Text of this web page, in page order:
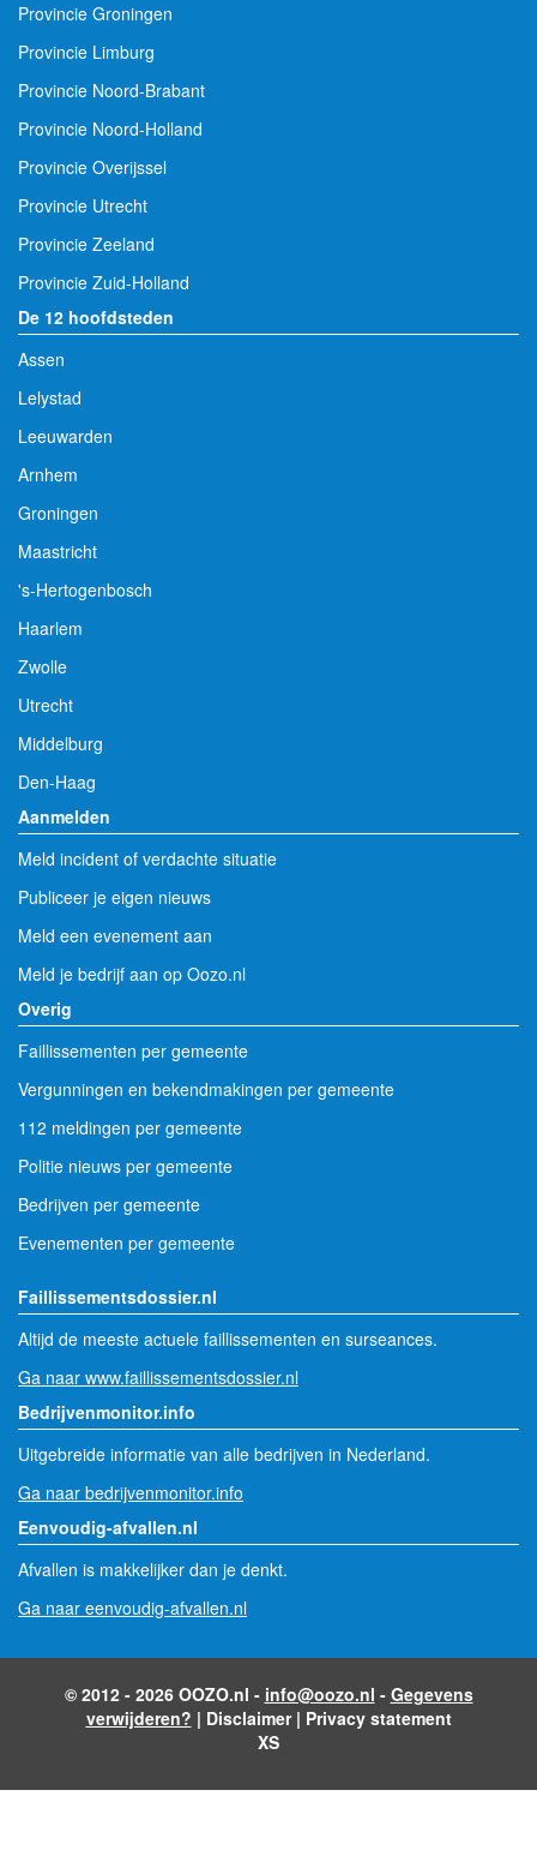
Provincie Groningen
Provincie Limburg
Provincie Noord-Brabant
Provincie Noord-Holland
Provincie Overijssel
Provincie Utrecht
Provincie Zeeland
Provincie Zuid-Holland
De 12 hoofdsteden
Assen
Lelystad
Leeuwarden
Arnhem
Groningen
Maastricht
's-Hertogenbosch
Haarlem
Zwolle
Utrecht
Middelburg
Den-Haag
Aanmelden
Meld incident of verdachte situatie
Publiceer je eigen nieuws
Meld een evenement aan
Meld je bedrijf aan op Oozo.nl
Overig
Faillissementen per gemeente
Vergunningen en bekendmakingen per gemeente
112 meldingen per gemeente
Politie nieuws per gemeente
Bedrijven per gemeente
Evenementen per gemeente
Faillissementsdossier.nl
Altijd de meeste actuele faillissementen en surseances.
Ga naar www.faillissementsdossier.nl
Bedrijvenmonitor.info
Uitgebreide informatie van alle bedrijven in Nederland.
Ga naar bedrijvenmonitor.info
Eenvoudig-afvallen.nl
Afvallen is makkelijker dan je denkt.
Ga naar eenvoudig-afvallen.nl
© 2012 - 2026 OOZO.nl - info@oozo.nl - Gegevens
verwijderen? | Disclaimer| Privacy statement
XS